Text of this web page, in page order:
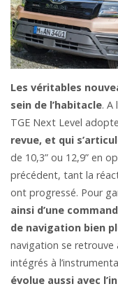
Les véritables
sein de l’habitacle. A
TGE Next Level adopte
revue, et qui
de 10,3” ou 12,9” en
précédent, tant la
ont progressé. Pour
ainsi d’une
de navigation bien
navigation se retrouve
intégrés à
évolue aussi avec